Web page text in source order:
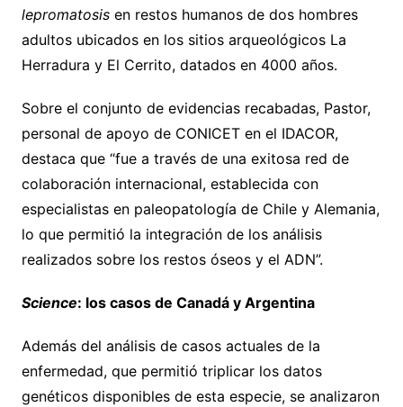
lepromatosisen restos humanos de dos hombres
adultos ubicados en los sitios arqueológicos La
Herradura y El Cerrito, datados en 4000 años.
Sobre el conjunto de evidencias recabadas, Pastor,
personal de apoyo de CONICET en el IDACOR,
destaca que “fue a través de una exitosa red de
colaboración internacional, establecida con
especialistas en paleopatología de Chile y Alemania,
lo que permitió la integración de los análisis
realizados sobre los restos óseos y el ADN”.
Science: los casos de Canadá y Argentina
Además del análisis de casos actuales de la
enfermedad, que permitió triplicar los datos
genéticos disponibles de esta especie, se analizaron